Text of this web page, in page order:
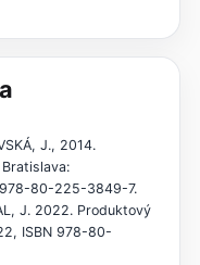
J., 2014.
978-80-225-3849-7.
J. 2022. Produktový
ISBN 978-80-